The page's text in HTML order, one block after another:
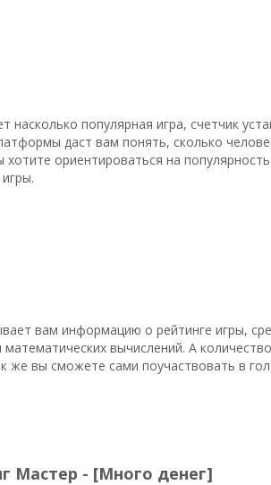
насколько популярная игра, счетчик
даст вам понять, сколько
ориентироваться на
вам информацию о рейтинге игры,
вычислений. А
же вы сможете сами поучаствовать в
Мастер - [Много денег]